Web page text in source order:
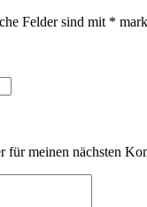
Felder sind mit *
meinen nächsten